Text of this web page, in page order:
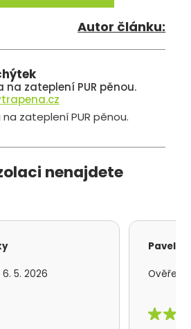
Autor článku:
na zateplení PUR pěnou.
zateplení PUR pěnou.
nenajdete
5. 2026
Pavel
Ověřený